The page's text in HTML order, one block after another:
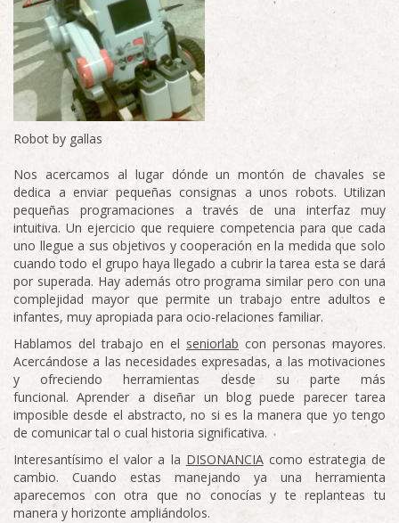
Robot by gallas
Nos acercamos al lugar dónde un montón de chavales se
dedica a enviar pequeñas consignas a unos robots. Utilizan
pequeñas programaciones a través de una interfaz muy
intuitiva. Un ejercicio que requiere competencia para que cada
uno llegue a sus objetivos y cooperación en la medida que solo
cuando todo el grupo haya llegado a cubrir la tarea esta se dará
por superada. Hay además otro programa similar pero con una
complejidad mayor que permite un trabajo entre adultos e
infantes, muy apropiada para ocio-relaciones familiar.
Hablamos del trabajo en el seniorlab con personas mayores.
Acercándose a las necesidades expresadas, a las motivaciones
y ofreciendo herramientas desde su parte más
funcional. Aprender a diseñar un blog puede parecer tarea
imposible desde el abstracto, no si es la manera que yo tengo
de comunicar tal o cual historia significativa.
Interesantísimo el valor a la DISONANCIAcomo estrategia de
cambio. Cuando estas manejando ya una herramienta
aparecemos con otra que no conocías y te replanteas tu
manera y horizonte ampliándolos.